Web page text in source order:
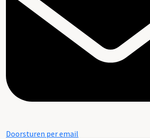
Doorsturen per email